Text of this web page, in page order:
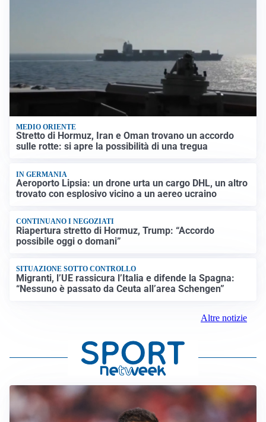
MEDIO ORIENTE
Stretto di Hormuz, Iran e Oman trovano un accordo
sulle rotte: si apre la possibilità di una tregua
IN GERMANIA
Aeroporto Lipsia: un drone urta un cargo DHL, un altro
trovato con esplosivo vicino a un aereo ucraino
CONTINUANO I NEGOZIATI
Riapertura stretto di Hormuz, Trump: “Accordo
possibile oggi o domani”
SITUAZIONE SOTTO CONTROLLO
Migranti, l’UE rassicura l’Italia e difende la Spagna:
“Nessuno è passato da Ceuta all’area Schengen”
Altre notizie